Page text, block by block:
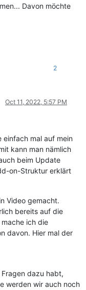
Davon möchte
2
Oct 11, 2022, 5:57 PM
einfach mal auf mein
kann man nämlich
beim Update
on-Struktur erklärt
Video gemacht.
bereits auf die
ich die
davon. Hier mal der
dazu habt,
werden wir auch noch